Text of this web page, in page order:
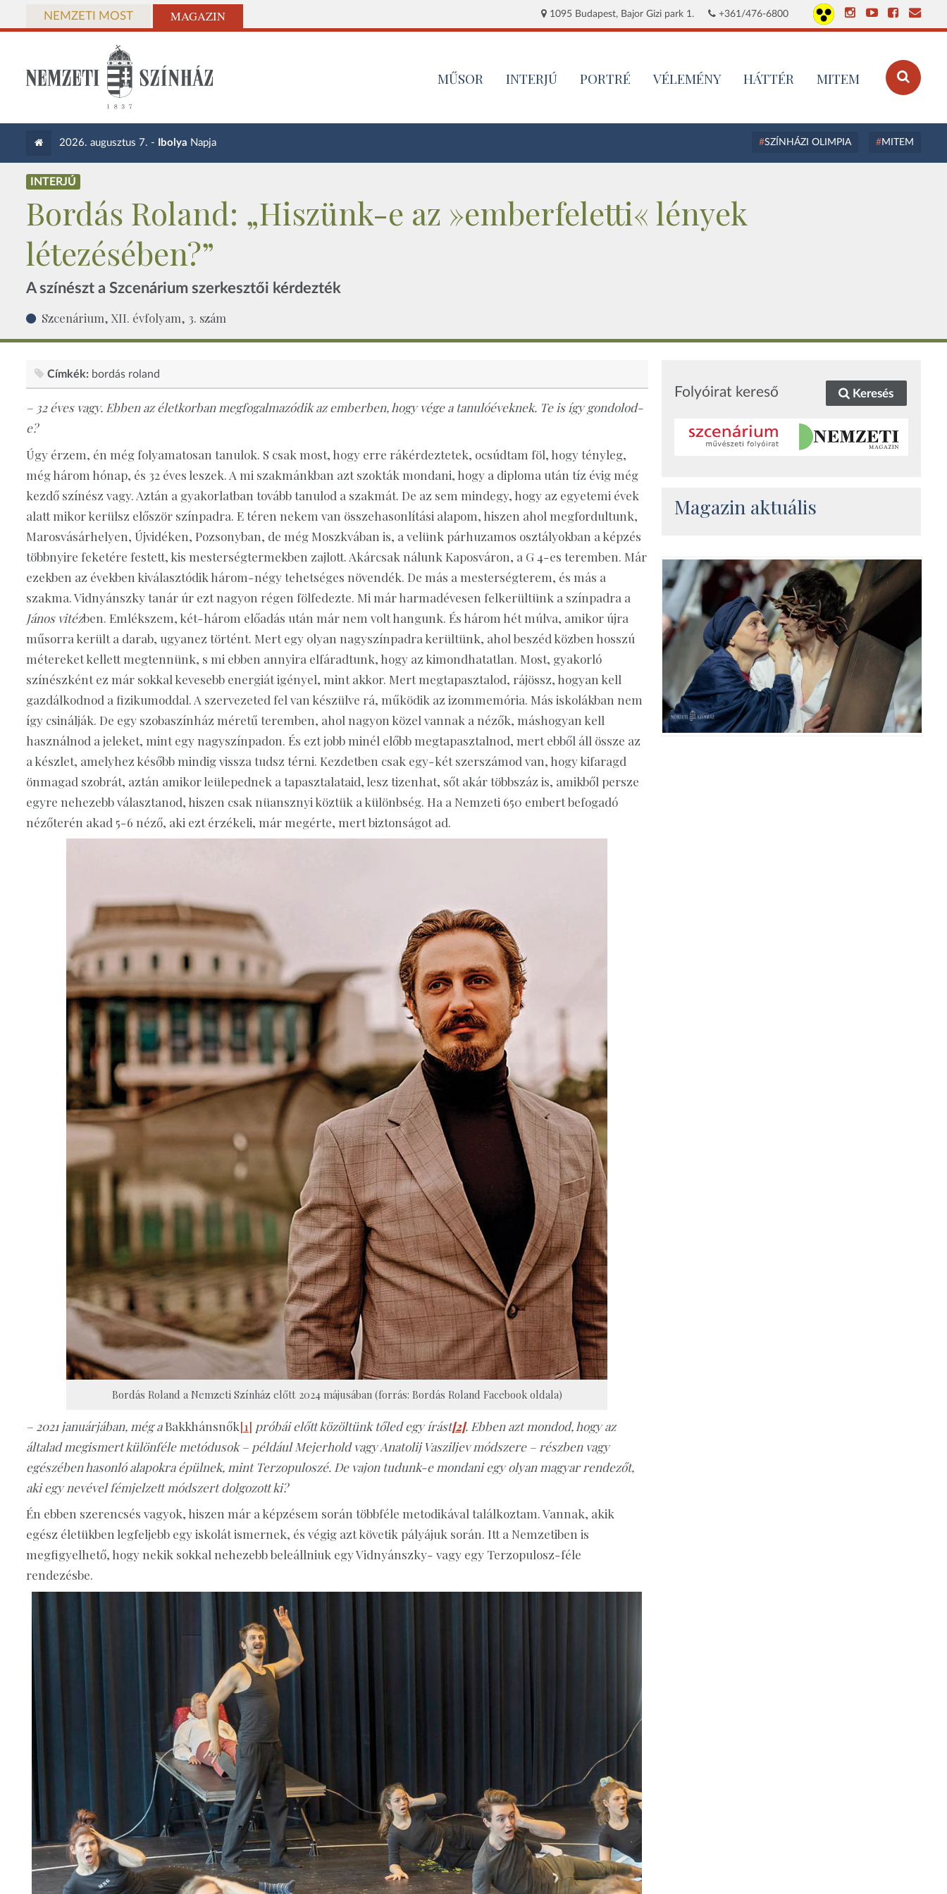
NEMZETI MOST MAGAZIN 1095 Budapest, Bajor Gizi park 1. +361/476-6800
MŰSOR INTERJÚ PORTRÉ VÉLEMÉNY HÁTTÉR MITEM
2026. augusztus 7. - Ibolya Napja SZÍNHÁZI OLIMPIA MITEM
INTERJÚ
Bordás Roland: „Hiszünk-e az »emberfeletti« lények
létezésében?”
A színészt a Szcenárium szerkesztői kérdezték
Szcenárium, XII. évfolyam, 3. szám
Címkék: bordás roland
– 32 éves vagy. Ebben az életkorban megfogalmazódik az emberben, hogy vége a tanulóéveknek. Te is így gondolod-
e?
Úgy érzem, én még folyamatosan tanulok. S csak most, hogy erre rákérdeztetek, ocsúdtam föl, hogy tényleg,
még három hónap, és 32 éves leszek. A mi szakmánkban azt szokták mondani, hogy a diploma után tíz évig még
kezdő színész vagy. Aztán a gyakorlatban tovább tanulod a szakmát. De az sem mindegy, hogy az egyetemi évek
alatt mikor kerülsz először színpadra. E téren nekem van összehasonlítási alapom, hiszen ahol megfordultunk,
Marosvásárhelyen, Újvidéken, Pozsonyban, de még Moszkvában is, a velünk párhuzamos osztályokban a képzés
többnyire feketére festett, kis mesterségtermekben zajlott. Akárcsak nálunk Kaposváron, a G 4-es teremben. Már
ezekben az években kiválasztódik három-négy tehetséges növendék. De más a mesterségterem, és más a
szakma. Vidnyánszky tanár úr ezt nagyon régen fölfedezte. Mi már harmadévesen felkerültünk a színpadra a
János vitézben. Emlékszem, két-három előadás után már nem volt hangunk. És három hét múlva, amikor újra
műsorra került a darab, ugyanez történt. Mert egy olyan nagyszínpadra kerültünk, ahol beszéd közben hosszú
métereket kellett megtennünk, s mi ebben annyira elfáradtunk, hogy az kimondhatatlan. Most, gyakorló
színészként ez már sokkal kevesebb energiát igényel, mint akkor. Mert megtapasztalod, rájössz, hogyan kell
gazdálkodnod a fizikumoddal. A szervezeted fel van készülve rá, működik az izommemória. Más iskolákban nem
így csinálják. De egy szobaszínház méretű teremben, ahol nagyon közel vannak a nézők, máshogyan kell
használnod a jeleket, mint egy nagyszínpadon. És ezt jobb minél előbb megtapasztalnod, mert ebből áll össze az
a készlet, amelyhez később mindig vissza tudsz térni. Kezdetben csak egy-két szerszámod van, hogy kifaragd
önmagad szobrát, aztán amikor leülepednek a tapasztalataid, lesz tizenhat, sőt akár többszáz is, amikből persze
egyre nehezebb választanod, hiszen csak nüansznyi köztük a különbség. Ha a Nemzeti 650 embert befogadó
nézőterén akad 5-6 néző, aki ezt érzékeli, már megérte, mert biztonságot ad.
Bordás Roland a Nemzeti Színház előtt 2024 májusában (forrás: Bordás Roland Facebook oldala)
– 2021 januárjában, még aBakkhánsnők[1] próbái előtt közöltünk tőled egy írást[2]. Ebben azt mondod, hogy az
általad megismert különféle metódusok – például Mejerhold vagy Anatolij Vasziljev módszere – részben vagy
egészében hasonló alapokra épülnek, mint Terzopuloszé. De vajon tudunk-e mondani egy olyan magyar rendezőt,
aki egy nevével fémjelzett módszert dolgozott ki?
Én ebben szerencsés vagyok, hiszen már a képzésem során többféle metodikával találkoztam. Vannak, akik
egész életükben legfeljebb egy iskolát ismernek, és végig azt követik pályájuk során. Itt a Nemzetiben is
megfigyelhető, hogy nekik sokkal nehezebb beleállniuk egy Vidnyánszky- vagy egy Terzopulosz-féle
rendezésbe.
Folyóirat kereső Keresés
Magazin aktuális